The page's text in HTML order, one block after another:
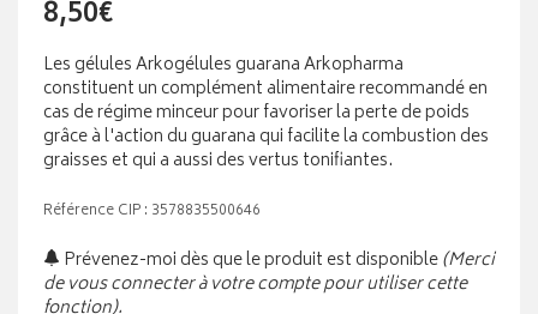
8,50€
Les gélules Arkogélules guarana Arkopharma
constituent un complément alimentaire recommandé en
cas de régime minceur pour favoriser la perte de poids
grâce à l'action du guarana qui facilite la combustion des
graisses et qui a aussi des vertus tonifiantes.
Référence CIP : 3578835500646
Prévenez-moi dès que le produit est disponible(Merci
de vous connecter à votre compte pour utiliser cette